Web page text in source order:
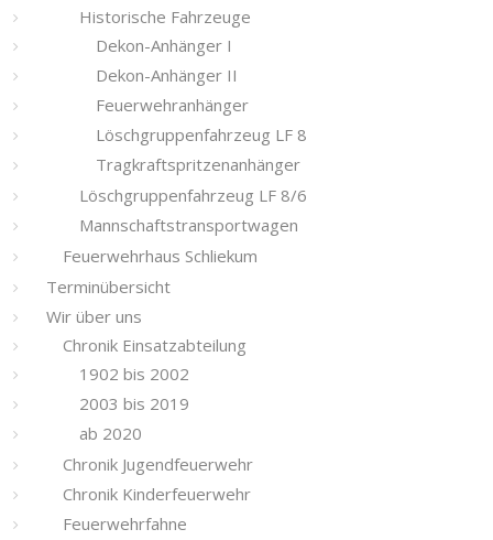
Historische Fahrzeuge
Dekon-Anhänger I
Dekon-Anhänger II
Feuerwehranhänger
Löschgruppenfahrzeug LF 8
Tragkraftspritzenanhänger
Löschgruppenfahrzeug LF 8/6
Mannschaftstransportwagen
Feuerwehrhaus Schliekum
Terminübersicht
Wir über uns
Chronik Einsatzabteilung
1902 bis 2002
2003 bis 2019
ab 2020
Chronik Jugendfeuerwehr
Chronik Kinderfeuerwehr
Feuerwehrfahne